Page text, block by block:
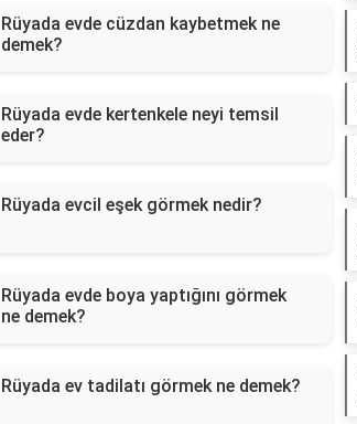
Rüyada evde cüzdan kaybetmek ne
demek?
Rüyada evde kertenkele neyi temsil
eder?
Rüyada evcil eşek görmek nedir?
Rüyada evde boya yaptığını görmek
ne demek?
Rüyada ev tadilatı görmek ne demek?